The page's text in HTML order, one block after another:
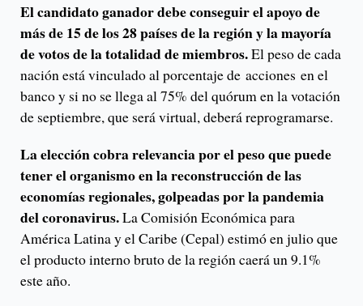
El candidato ganador debe conseguir el apoyo de
más de 15 de los 28 países de la región y la mayoría
de votos de la totalidad de miembros.El peso de cada
nación está vinculado al porcentaje de acciones en el
banco y si no se llega al 75% del quórum en la votación
de septiembre, que será virtual, deberá reprogramarse.
La elección cobra relevancia por el peso que puede
tener el organismo en la reconstrucción de las
economías regionales, golpeadas por la pandemia
del coronavirus.La Comisión Económica para
América Latina y el Caribe (Cepal) estimó en julio que
el producto interno bruto de la región caerá un 9.1%
este año.